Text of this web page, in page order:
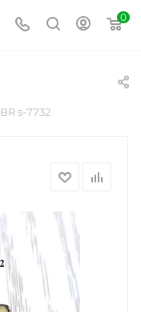
0
BR s-7732